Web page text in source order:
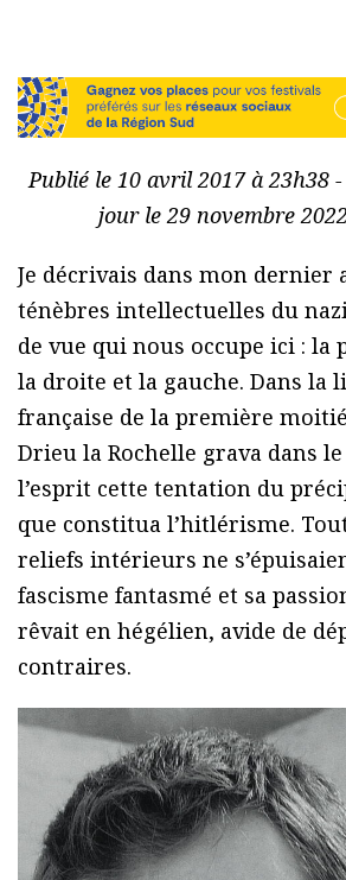
Publié le 10 avril 2017 à 23h38
jour le 29 novembre
Je décrivais dans mon dernier
ténèbres intellectuelles du
de vue qui nous occupe ici :
la droite et la gauche. Dans la
française de la première
Drieu la Rochelle grava dans
l’esprit cette tentation du
que constitua l’hitlérisme.
reliefs intérieurs ne
fascisme fantasmé et sa
rêvait en hégélien, avide de
contraires.